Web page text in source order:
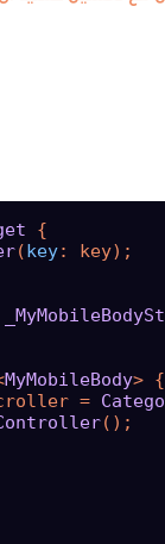
{
(key: key);
MyMobileBody> {
=
();